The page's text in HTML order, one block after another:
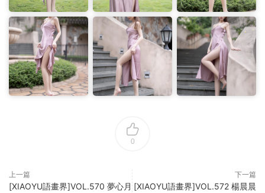
0
上一篇
[XIAOYU語畫界]VOL.570 夢心月
下一篇
[XIAOYU語畫界]VOL.572 楊晨晨